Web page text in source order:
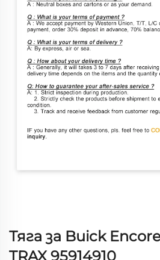
Тяга за Buick
TRAX 95914910